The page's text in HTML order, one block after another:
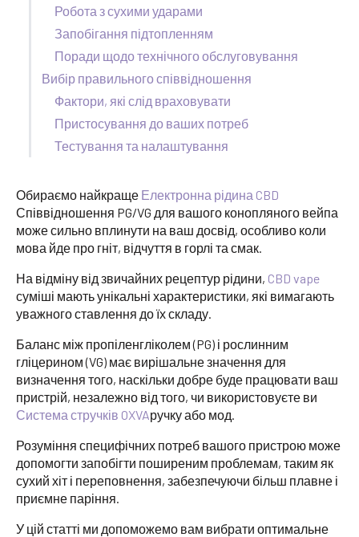
Робота з сухими ударами
Запобігання підтопленням
Поради щодо технічного обслуговування
Вибір правильного співвідношення
Фактори, які слід враховувати
Пристосування до ваших потреб
Тестування та налаштування
Обираємо найкраще Електронна рідина CBD
Співвідношення PG/VG для вашого конопляного вейпа
може сильно вплинути на ваш досвід, особливо коли
мова йде про гніт, відчуття в горлі та смак.
На відміну від звичайних рецептур рідини, CBD vape
суміші мають унікальні характеристики, які вимагають
уважного ставлення до їх складу.
Баланс між пропіленгліколем (PG) і рослинним
гліцерином (VG) має вирішальне значення для
визначення того, наскільки добре буде працювати ваш
пристрій, незалежно від того, чи використовуєте ви
Система стручків OXVAручку або мод.
Розуміння специфічних потреб вашого пристрою може
допомогти запобігти поширеним проблемам, таким як
сухий хіт і переповнення, забезпечуючи більш плавне і
приємне паріння.
У цій статті ми допоможемо вам вибрати оптимальне